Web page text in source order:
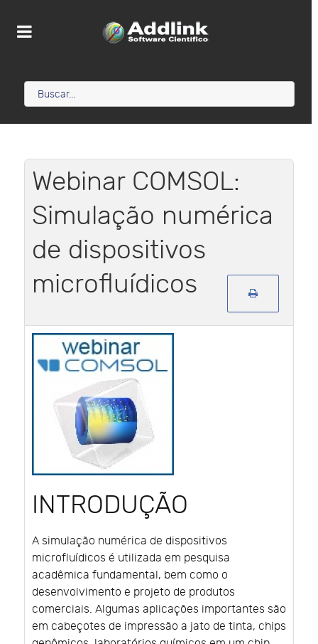
Webinar COMSOL:
Simulação numérica
de dispositivos
microfluídicos
INTRODUÇÃO
A simulação numérica de dispositivos
microfluídicos é utilizada em pesquisa
acadêmica fundamental, bem como o
desenvolvimento e projeto de produtos
comerciais. Algumas aplicações importantes são
em cabeçotes de impressão a jato de tinta, chips